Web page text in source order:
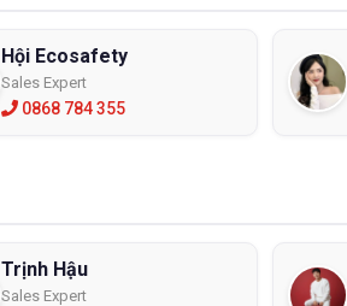
Hội Ecosafety
Sales Expert
0868 784 355
Trịnh Hậu
Sales Expert